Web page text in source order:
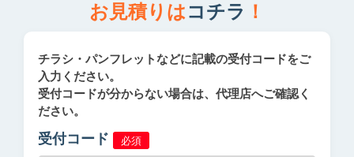
お見積りはコチラ ！
チラシ・パンフレットなどに記載の受付コードをご
入力ください。
受付コードが分からない場合は、代理店へご確認く
ださい。
受付コード 必須